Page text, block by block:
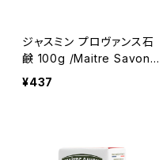
ジャスミン プロヴァンス石
鹸 100g /Maitre Savon d
e Marseille/メートル・サボ
¥437